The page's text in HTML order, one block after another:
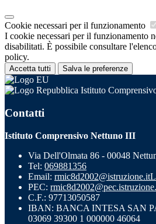
Cookie necessari per il funzionamento
I cookie necessari per il funzionamento
disabilitati. È possibile consultare
policy.
Accetta tutti Salva le preferenze
Istituto
Contatti
Istituto Comprensivo Nettuno III
Via Dell'Olmata 86 - 00048
Tel: 069881356
Email: rmic8d2002@istruzione.it
PEC:
C.F.: 97713050587
IBAN: BANCA INTESA SAN
03069 39300 1 000000 46064